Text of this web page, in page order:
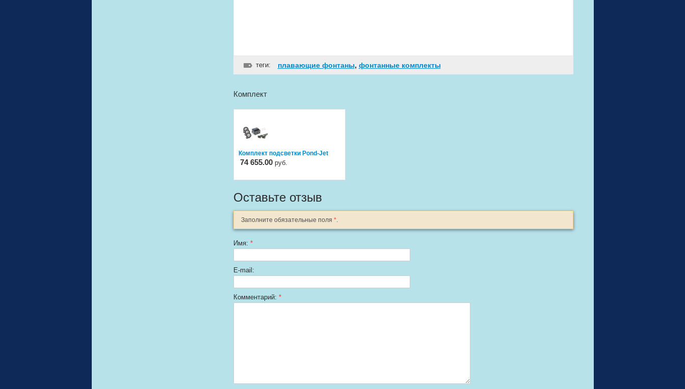
теги: плавающие фонтаны, фонтанные комплекты
Комплект
Комплект подсветки Pond-Jet
74 655.00руб.
Оставьте отзыв
Заполните обязательные поля *.
Имя: *
E-mail:
Комментарий: *